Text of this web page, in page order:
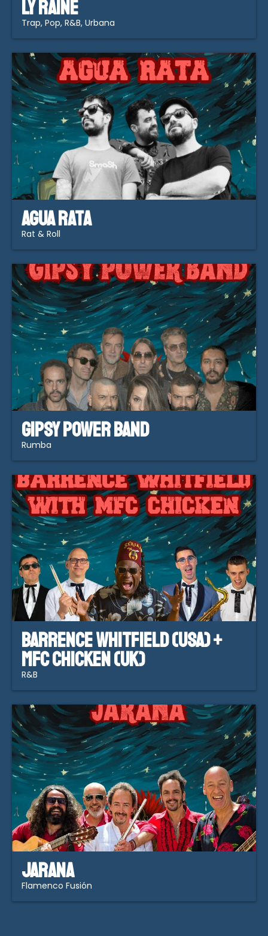
Ly Raine
Trap, Pop, R&B, Urbana
Agua Rata
Rat & Roll
Gipsy Power Band
Rumba
Barrence Whitfield (USA) +
MFC Chicken (UK)
R&B
Jarana
Flamenco Fusión